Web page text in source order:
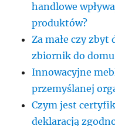
handlowe
produktów?
Za małe czy zbyt
zbiornik do
Innowacyjne
przemyślanej
Czym jest
deklaracją